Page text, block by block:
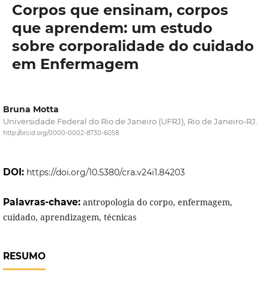
Corpos que ensinam, corpos
que aprendem: um estudo
sobre corporalidade do cuidado
em Enfermagem
Bruna Motta
Universidade Federal do Rio de Janeiro (UFRJ), Rio de Janeiro-RJ.
http://orcid.org/0000-0002-8730-6058
DOI: https://doi.org/10.5380/cra.v24i1.84203
Palavras-chave: antropologia do corpo, enfermagem,
cuidado, aprendizagem, técnicas
RESUMO